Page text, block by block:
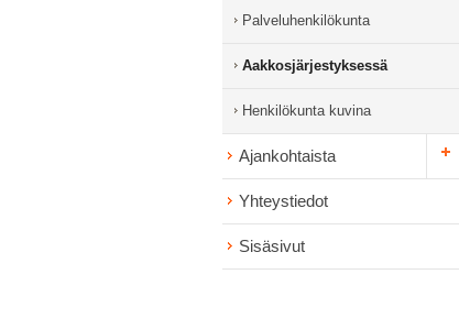
Palveluhenkilökunta
Aakkosjärjestyksessä
Henkilökunta kuvina
Ajankohtaista
Yhteystiedot
Sisäsivut